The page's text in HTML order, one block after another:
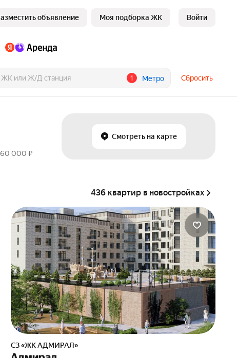
объявление Моя подборка ЖК Войти
1 Метро Сбросить
000 ₽
Смотреть на карте
436 квартир в новостройках
СЗ «ЖК АДМИРАЛ»